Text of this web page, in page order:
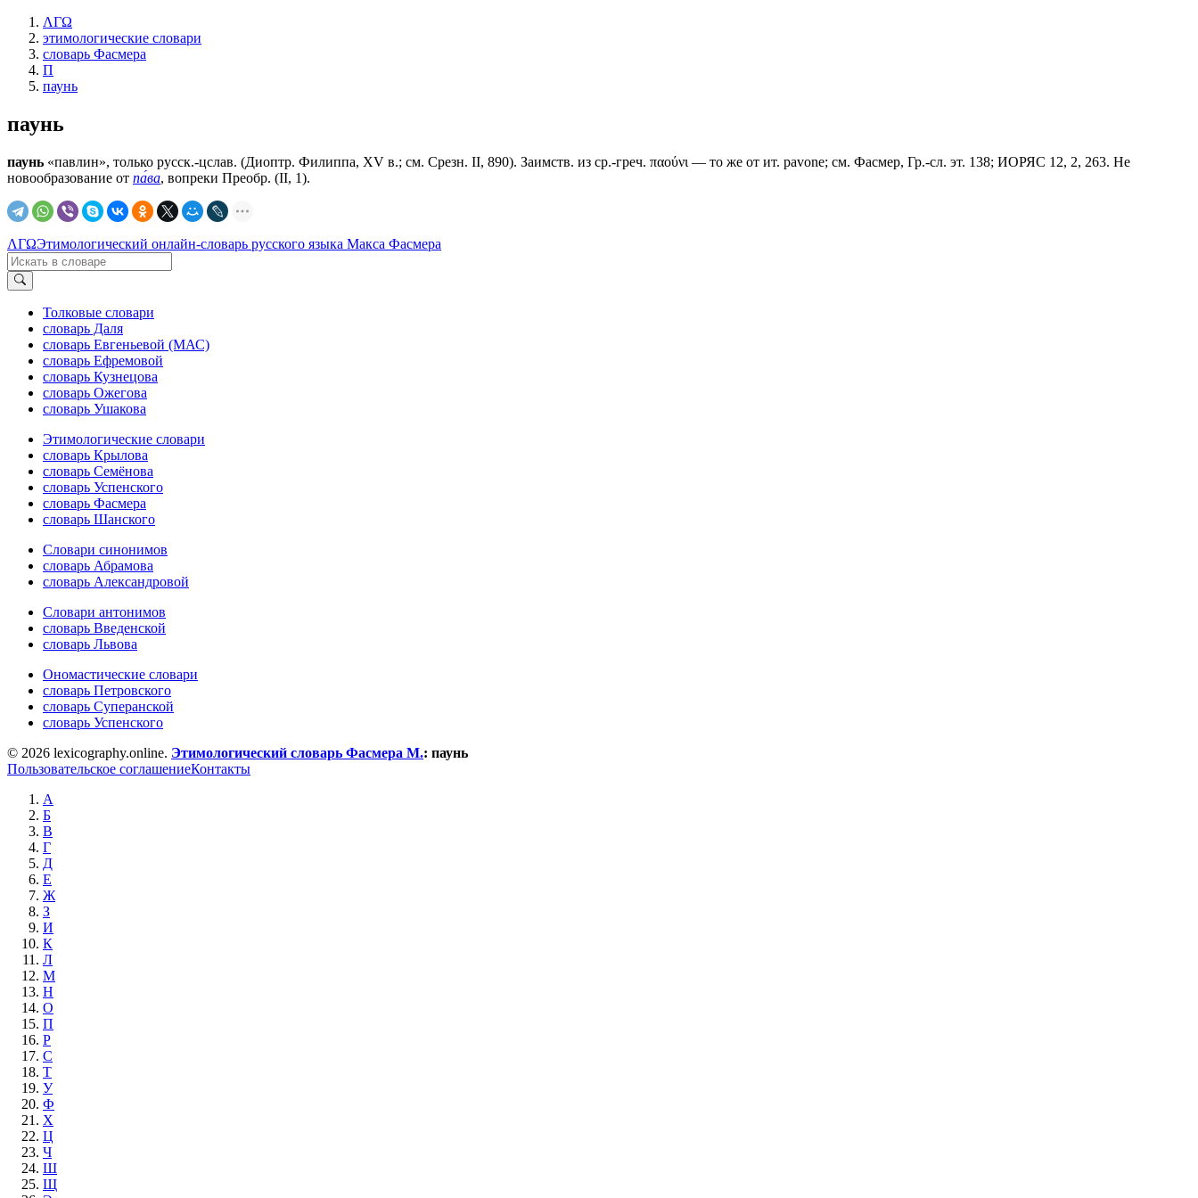
ΛΓΩ
этимологические словари
словарь Фасмера
П
паунь
паунь
паунь «павлин», только русск.-цслав. (Диоптр. Филиппа, ХV в.; см. Срезн. II, 890). Заимств. из ср.-греч. παούνι — то же от ит. раvоnе; см. Фасмер, Гр.-сл. эт. 138; ИОРЯС 12, 2, 263. Не
новообразование от па́ва, вопреки Преобр. (II, 1).
ΛΓΩЭтимологический онлайн-словарь русского языка Макса Фасмера
Толковые словари
словарь Даля
словарь Евгеньевой (МАС)
словарь Ефремовой
словарь Кузнецова
словарь Ожегова
словарь Ушакова
Этимологические словари
словарь Крылова
словарь Семёнова
словарь Успенского
словарь Фасмера
словарь Шанского
Словари синонимов
словарь Абрамова
словарь Александровой
Словари антонимов
словарь Введенской
словарь Львова
Ономастические словари
словарь Петровского
словарь Суперанской
словарь Успенского
© 2026 lexicography.online. Этимологический словарь Фасмера М.: паунь
Пользовательское соглашениеКонтакты
А
Б
В
Г
Д
Е
Ж
З
И
К
Л
М
Н
О
П
Р
С
Т
У
Ф
Х
Ц
Ч
Ш
Щ